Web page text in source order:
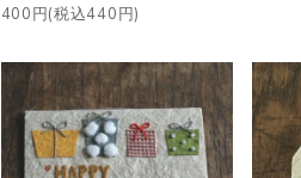
400円(税込440円)